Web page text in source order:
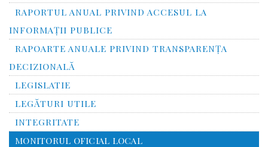
RAPORTUL ANUAL PRIVIND ACCESUL LA
INFORMAŢII PUBLICE
RAPOARTE ANUALE PRIVIND TRANSPARENŢA
DECIZIONALĂ
LEGISLATIE
LEGĂTURI UTILE
INTEGRITATE
MONITORUL OFICIAL LOCAL